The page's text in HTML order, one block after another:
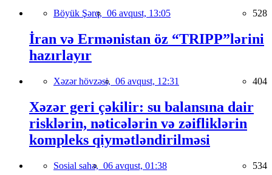
Böyük Şərq, 06 avqust, 13:05 528
İran və Ermənistan öz “TRIPP”lərini
hazırlayır
Xəzər hövzəsi, 06 avqust, 12:31 404
Xəzər geri çəkilir: su balansına dair
risklərin, nəticələrin və zəifliklərin
kompleks qiymətləndirilməsi
Sosial sahə, 06 avqust, 01:38 534